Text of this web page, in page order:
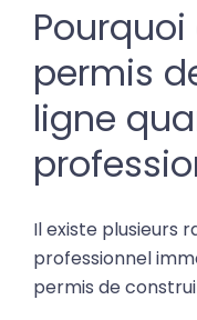
permis
ligne
Il existe plusieurs
professionnel
permis de